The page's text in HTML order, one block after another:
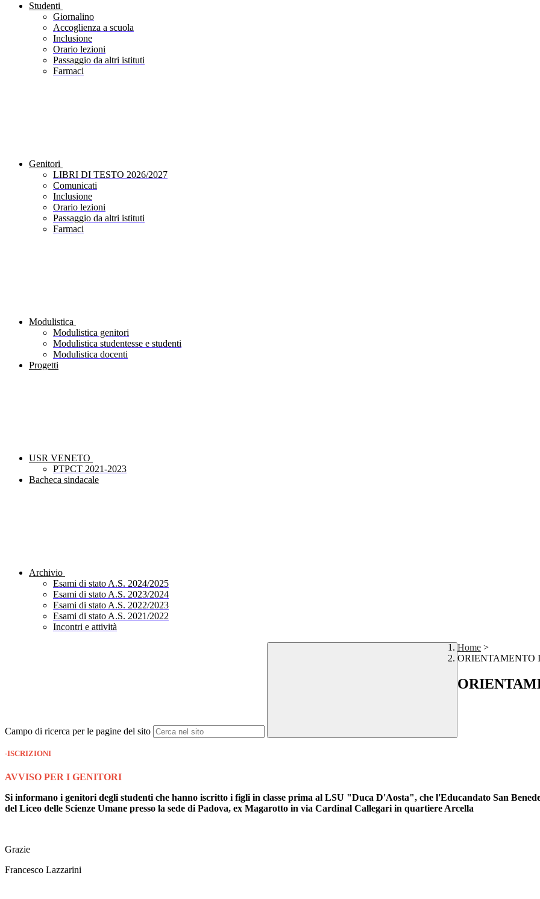
Studenti
Giornalino
Accoglienza a scuola
Inclusione
Orario lezioni
Passaggio da altri istituti
Farmaci
Genitori
LIBRI DI TESTO 2026/2027
Comunicati
Inclusione
Orario lezioni
Passaggio da altri istituti
Farmaci
Modulistica
Modulistica genitori
Modulistica studentesse e studenti
Modulistica docenti
Progetti
USR VENETO
PTPCT 2021-2023
Bacheca sindacale
Archivio
Esami di stato A.S. 2024/2025
Esami di stato A.S. 2023/2024
Esami di stato A.S. 2022/2023
Esami di stato A.S. 2021/2022
Incontri e attività
Campo di ricerca per le pagine del sito
Home >
ORIENTAMENTO
-ISCRIZIONI
AVVISO PER I GENITORI
Si informano i genitori degli studenti che hanno iscritto i figli in classe prima al LSU "Duca D'Aosta", che l'Educandato San
del Liceo delle Scienze Umane presso la sede di Padova, ex Magarotto in via Cardinal Callegari in quartiere Arcella
Grazie
Francesco Lazzarini